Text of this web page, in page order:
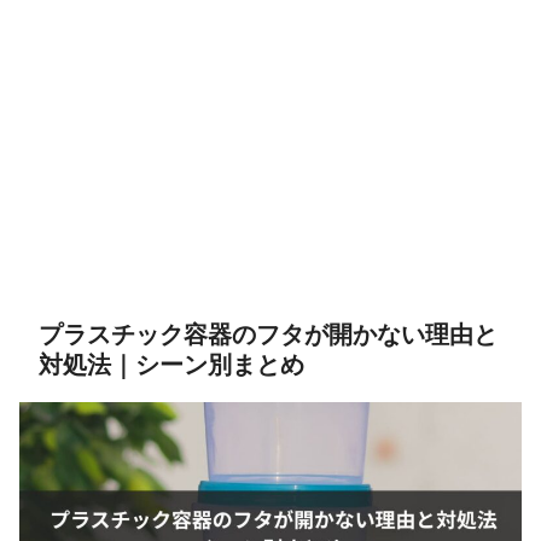
プラスチック容器のフタが開かない理由と
対処法｜シーン別まとめ